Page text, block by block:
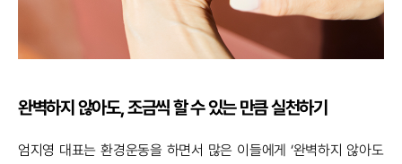
완벽하지 않아도, 조금씩 할 수 있는 만큼 실천하기
엄지영 대표는 환경운동을 하면서 많은 이들에게 ‘완벽하지 않아도